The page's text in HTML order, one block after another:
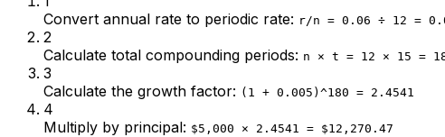
Convert annual rate to periodic rate: r/n = 0.06 ÷ 12 =
2
Calculate total compounding periods: n × t = 12 × 15 =
3
Calculate the growth factor: (1 + 0.005)^180 = 2.4541
4
Multiply by principal: $5,000 × 2.4541 = $12,270.47